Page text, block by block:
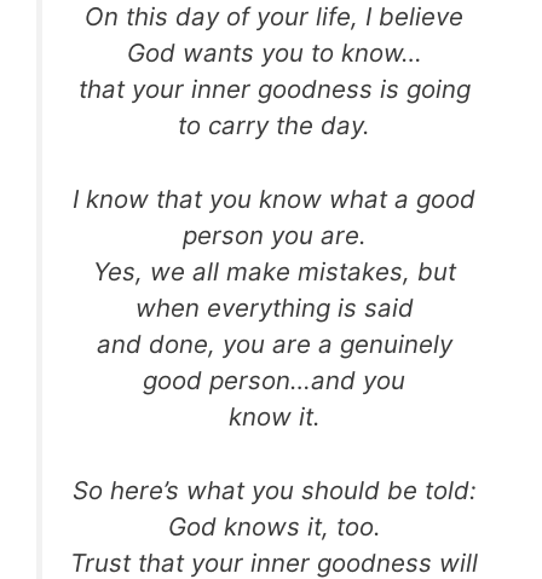
On this day of your life, I believe
God wants you to know…
that your inner goodness is going
to carry the day.
I know that you know what a good
person you are.
Yes, we all make mistakes, but
when everything is said
and done, you are a genuinely
good person…and you
know it.
So here’s what you should be told:
God knows it, too.
Trust that your inner goodness will